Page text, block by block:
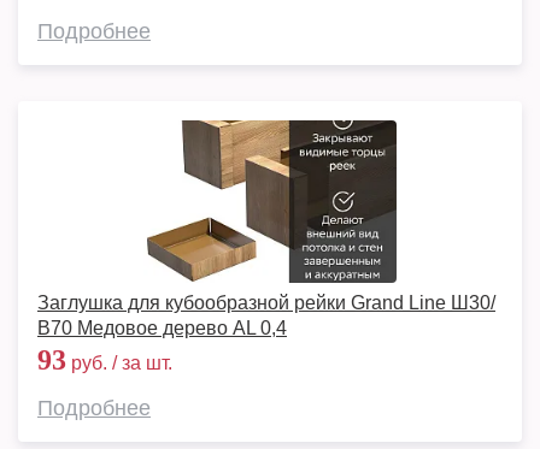
Подробнее
Заглушка для кубообразной рейки Grand Line Ш30/
В70 Медовое дерево AL 0,4
93 руб. / за шт.
Подробнее